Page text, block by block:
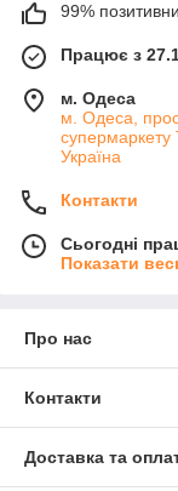
99%
Працює з
м. Одеса
м. Одеса,
Україна
Контакти
Сьогодні
Показати
Про нас
Контакти
Доставка та